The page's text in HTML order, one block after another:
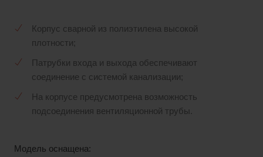
Корпус сварной из полиэтилена высокой
плотности;
Патрубки входа и выхода обеспечивают
соединение с системой канализации;
На корпусе предусмотрена возможность
подсоединения вентиляционной трубы.
Модель оснащена: